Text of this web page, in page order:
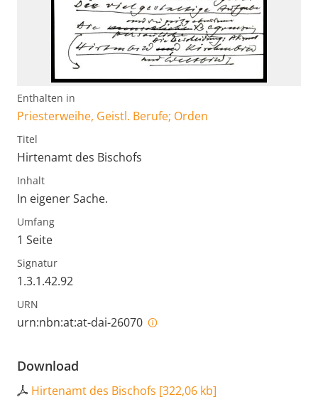
Enthalten in
Priesterweihe, Geistl. Berufe; Orden
Titel
Hirtenamt des Bischofs
Inhalt
In eigener Sache.
Umfang
1 Seite
Signatur
1.3.1.42.92
URN
urn:nbn:at:at-dai-26070
Download
Hirtenamt des Bischofs [322,06 kb]